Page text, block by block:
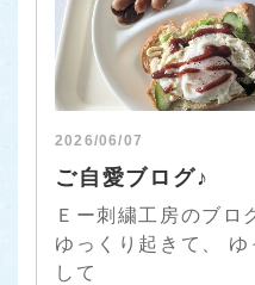
2026/06/07
ご自愛ブログ♪
Ｅー刺繍工房のブ
ゆっくり起きて、
して